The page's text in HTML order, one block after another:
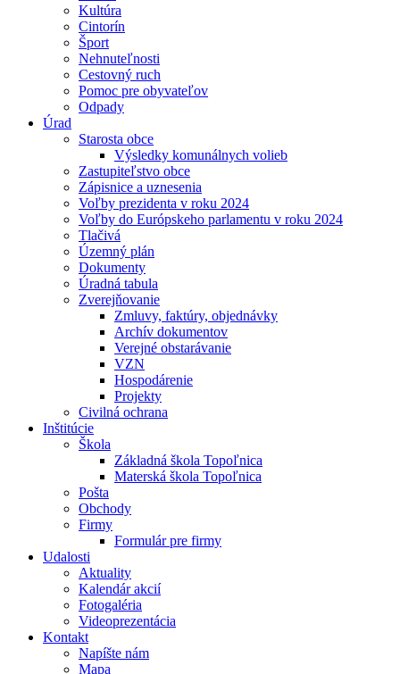
Kultúra
Cintorín
Šport
Nehnuteľnosti
Cestovný ruch
Pomoc pre obyvateľov
Odpady
Úrad
Starosta obce
Výsledky komunálnych volieb
Zastupiteľstvo obce
Zápisnice a uznesenia
Voľby prezidenta v roku 2024
Voľby do Európskeho parlamentu v roku 2024
Tlačivá
Územný plán
Dokumenty
Úradná tabula
Zverejňovanie
Zmluvy, faktúry, objednávky
Archív dokumentov
Verejné obstarávanie
VZN
Hospodárenie
Projekty
Civilná ochrana
Inštitúcie
Škola
Základná škola Topoľnica
Materská škola Topoľnica
Pošta
Obchody
Firmy
Formulár pre firmy
Udalosti
Aktuality
Kalendár akcií
Fotogaléria
Videoprezentácia
Kontakt
Napíšte nám
Mapa